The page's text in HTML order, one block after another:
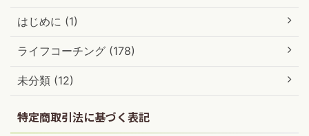
はじめに (1)
ライフコーチング (178)
未分類 (12)
特定商取引法に基づく表記